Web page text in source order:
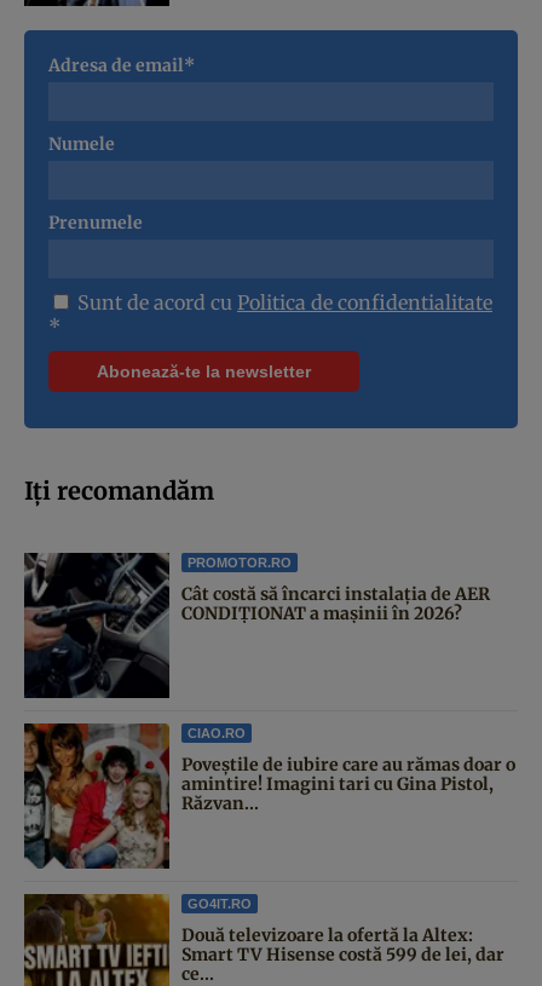
Adresa de email*
Numele
Prenumele
Sunt de acord cu Politica de confidentialitate
*
Iți recomandăm
PROMOTOR.RO
Cât costă să încarci instalația de AER
CONDIȚIONAT a mașinii în 2026?
CIAO.RO
Poveştile de iubire care au rămas doar o
amintire! Imagini tari cu Gina Pistol,
Răzvan...
GO4IT.RO
Două televizoare la ofertă la Altex:
Smart TV Hisense costă 599 de lei, dar
ce...